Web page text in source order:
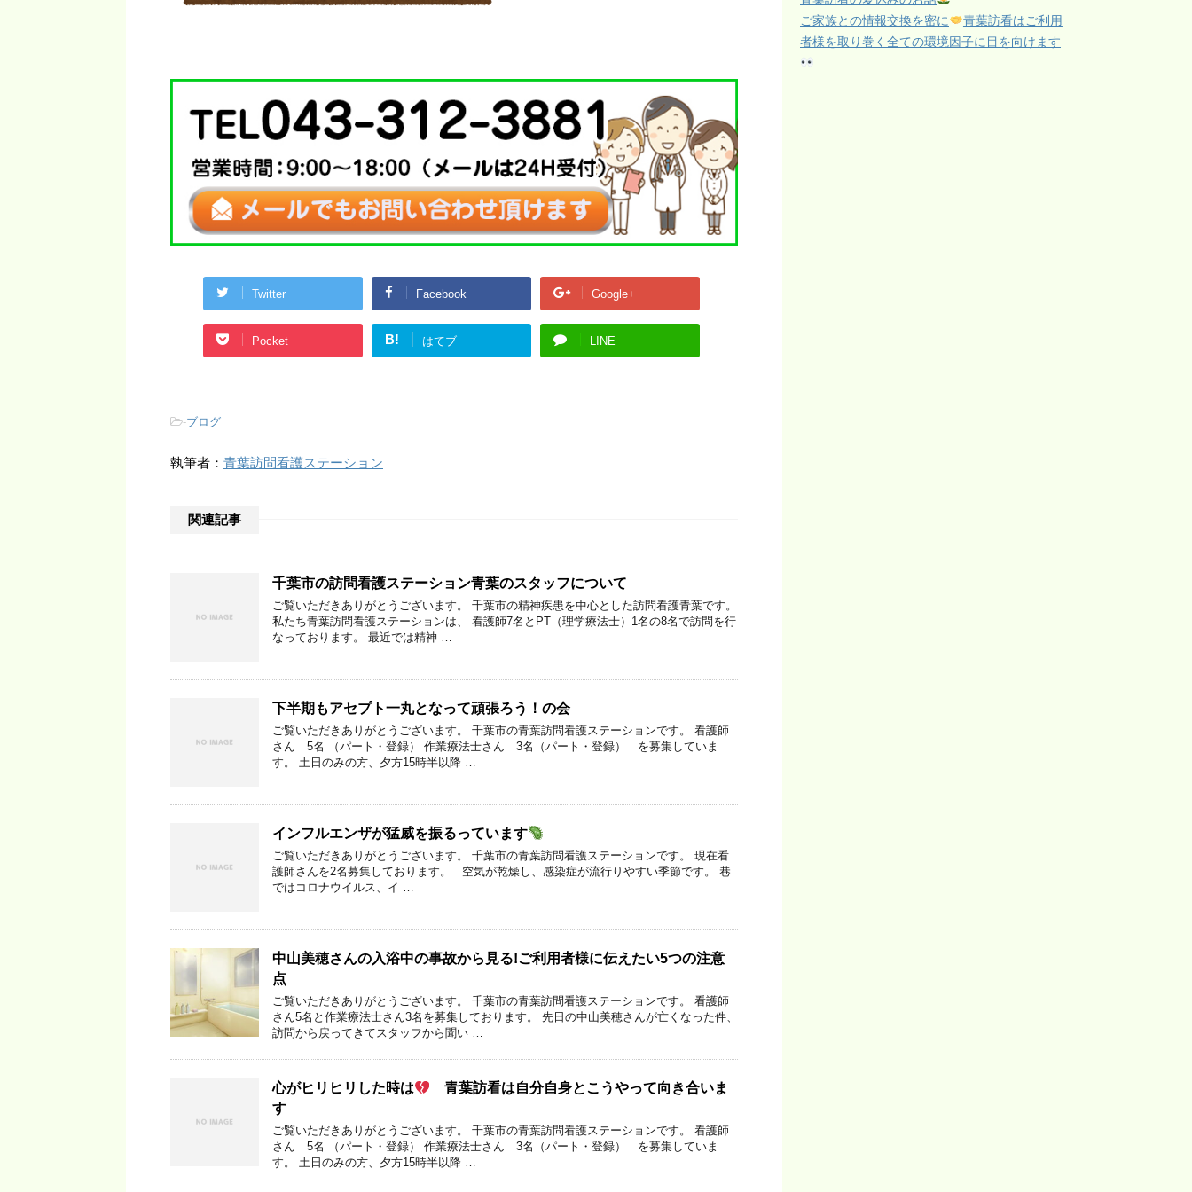
Twitter Facebook Google+
Pocket B! はてブ LINE
-ブログ
執筆者： 青葉訪問看護ステーション
関連記事
千葉市の訪問看護ステーション青葉のスタッフについて
ご覧いただきありがとうございます。 千葉市の精神疾患を中心とした訪問看護青葉です。
私たち青葉訪問看護ステーションは、 看護師7名とPT（理学療法士）1名の8名で訪問を行
なっております。 最近では精神 …
下半期もアセプト一丸となって頑張ろう！の会
ご覧いただきありがとうございます。 千葉市の青葉訪問看護ステーションです。 看護師
さん 5名 （パート・登録） 作業療法士さん 3名（パート・登録） を募集していま
す。 土日のみの方、夕方15時半以降 …
インフルエンザが猛威を振るっています
ご覧いただきありがとうございます。 千葉市の青葉訪問看護ステーションです。 現在看
護師さんを2名募集しております。 空気が乾燥し、感染症が流行りやすい季節です。 巷
ではコロナウイルス、イ …
中山美穂さんの入浴中の事故から見る!ご利用者様に伝えたい5つの注意
点
ご覧いただきありがとうございます。 千葉市の青葉訪問看護ステーションです。 看護師
さん5名と作業療法士さん3名を募集しております。 先日の中山美穂さんが亡くなった件、
訪問から戻ってきてスタッフから聞い …
心がヒリヒリした時は
青葉訪看は自分自身とこうやって向き合いま
す
ご覧いただきありがとうございます。 千葉市の青葉訪問看護ステーションです。 看護師
さん 5名 （パート・登録） 作業療法士さん 3名（パート・登録） を募集していま
す。 土日のみの方、夕方15時半以降 …
ご家族との情報交換を密に
青葉訪看はご利用
者様を取り巻く全ての環境因子に目を向けます